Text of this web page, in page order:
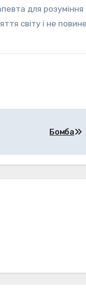
для розуміння
світу і не
Бомба